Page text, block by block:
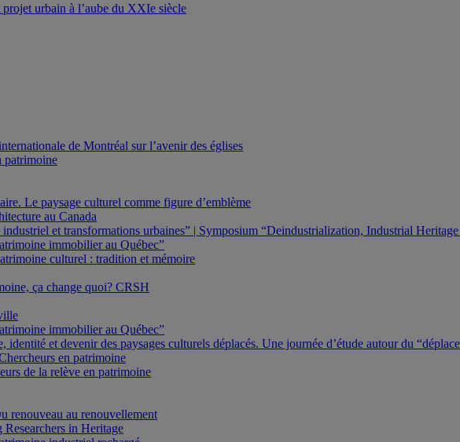
urbain à l’aube du XXIe siècle
de Montréal sur l’avenir des églises
patrimoine
Le paysage culturel comme figure d’emblème
au Canada
et transformations urbaines” | Symposium “Deindustrialization, Industrial
immobilier au Québec”
culturel : tradition et mémoire
ça change quoi? CRSH
immobilier au Québec”
et devenir des paysages culturels déplacés. Une journée d’étude autour du
en patrimoine
de la relève en patrimoine
renouveau au renouvellement
in Heritage